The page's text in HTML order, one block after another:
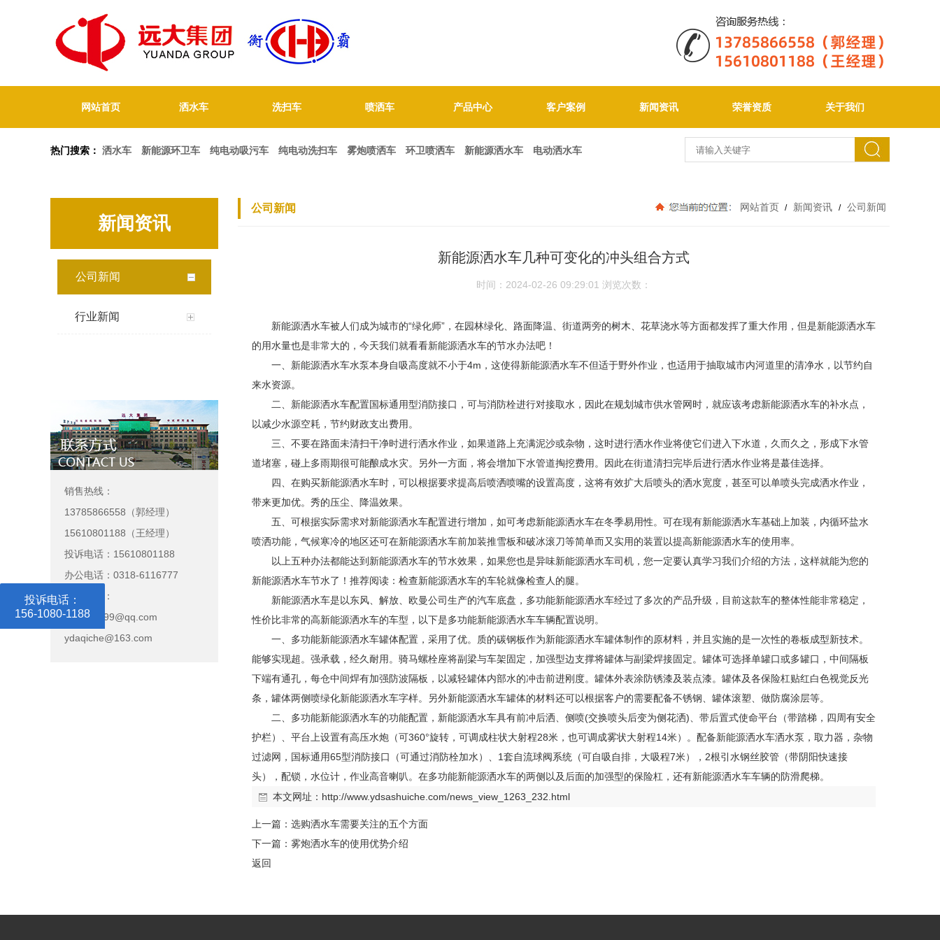
网站首页 洒水车 洗扫车 喷洒车 产品中心 客户案例 新闻资讯 荣誉资质 关于我们
热门搜索： 洒水车 新能源环卫车 纯电动吸污车 纯电动洗扫车 雾炮喷洒车 环卫喷洒车 新能源洒水车 电动洒水车
新闻资讯
公司新闻
行业新闻
销售热线：
13785866558（郭经理）
15610801188（王经理）
投诉电话：15610801188
办公电话：0318-6116777
企业邮箱：
253554299@qq.com
ydaqiche@163.com
公司新闻 网站首页 / 新闻资讯 / 公司新闻
新能源洒水车几种可变化的冲头组合方式
时间：2024-02-26 09:29:01 浏览次数：
新能源洒水车被人们成为城市的“绿化师”，在园林绿化、路面降温、街道两旁的树木、花草浇水等方面都发挥了重大作用，但是新能源洒水车
的用水量也是非常大的，今天我们就看看新能源洒水车的节水办法吧！
一、新能源洒水车水泵本身自吸高度就不小于4m，这使得新能源洒水车不但适于野外作业，也适用于抽取城市内河道里的清净水，以节约自
来水资源。
二、新能源洒水车配置国标通用型消防接口，可与消防栓进行对接取水，因此在规划城市供水管网时，就应该考虑新能源洒水车的补水点，
以减少水源空耗，节约财政支出费用。
三、不要在路面未清扫干净时进行洒水作业，如果道路上充满泥沙或杂物，这时进行洒水作业将使它们进入下水道，久而久之，形成下水管
道堵塞，碰上多雨期很可能酿成水灾。另外一方面，将会增加下水管道掏挖费用。因此在街道清扫完毕后进行洒水作业将是蕞佳选择。
四、在购买新能源洒水车时，可以根据要求提高后喷洒喷嘴的设置高度，这将有效扩大后喷头的洒水宽度，甚至可以单喷头完成洒水作业，
带来更加优。秀的压尘、降温效果。
五、可根据实际需求对新能源洒水车配置进行增加，如可考虑新能源洒水车在冬季易用性。可在现有新能源洒水车基础上加装，内循环盐水
喷洒功能，气候寒冷的地区还可在新能源洒水车前加装推雪板和破冰滚刀等简单而又实用的装置以提高新能源洒水车的使用率。
以上五种办法都能达到新能源洒水车的节水效果，如果您也是异味新能源洒水车司机，您一定要认真学习我们介绍的方法，这样就能为您的
新能源洒水车节水了！推荐阅读：检查新能源洒水车的车轮就像检查人的腿。
新能源洒水车是以东风、解放、欧曼公司生产的汽车底盘，多功能新能源洒水车经过了多次的产品升级，目前这款车的整体性能非常稳定，
性价比非常的高新能源洒水车的车型，以下是多功能新能源洒水车车辆配置说明。
一、多功能新能源洒水车罐体配置，采用了优。质的碳钢板作为新能源洒水车罐体制作的原材料，并且实施的是一次性的卷板成型新技术。
能够实现超。强承载，经久耐用。骑马螺栓座将副梁与车架固定，加强型边支撑将罐体与副梁焊接固定。罐体可选择单罐口或多罐口，中间隔板
下端有通孔，每仓中间焊有加强防波隔板，以减轻罐体内部水的冲击前进刚度。罐体外表涂防锈漆及装点漆。罐体及各保险杠贴红白色视觉反光
条，罐体两侧喷绿化新能源洒水车字样。另外新能源洒水车罐体的材料还可以根据客户的需要配备不锈钢、罐体滚塑、做防腐涂层等。
二、多功能新能源洒水车的功能配置，新能源洒水车具有前冲后洒、侧喷(交换喷头后变为侧花洒)、带后置式使命平台（带踏梯，四周有安全
护栏）、平台上设置有高压水炮（可360°旋转，可调成柱状大射程28米，也可调成雾状大射程14米）。配备新能源洒水车洒水泵，取力器，杂物
过滤网，国标通用65型消防接口（可通过消防栓加水）、1套自流球阀系统（可自吸自排，大吸程7米），2根引水钢丝胶管（带阴阳快速接
头），配锁，水位计，作业高音喇叭。在多功能新能源洒水车的两侧以及后面的加强型的保险杠，还有新能源洒水车车辆的防滑爬梯。
本文网址： http://www.ydsashuiche.com/news_view_1263_232.html
上一篇： 选购洒水车需要关注的五个方面
下一篇： 雾炮洒水车的使用优势介绍
返回
投诉电话：
156-1080-1188